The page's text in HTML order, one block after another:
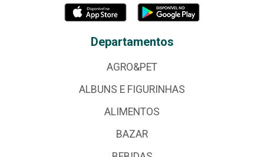
Departamentos
AGRO&PET
ALBUNS E FIGURINHAS
ALIMENTOS
BAZAR